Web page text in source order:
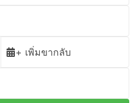
+ เพิ่มขากลับ